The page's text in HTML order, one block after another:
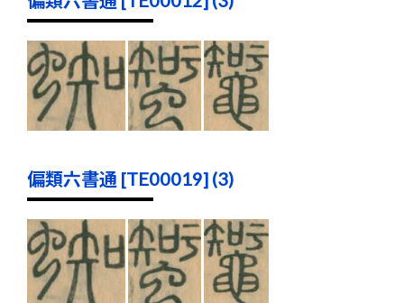
偏類六書通 [TE00019] (3)